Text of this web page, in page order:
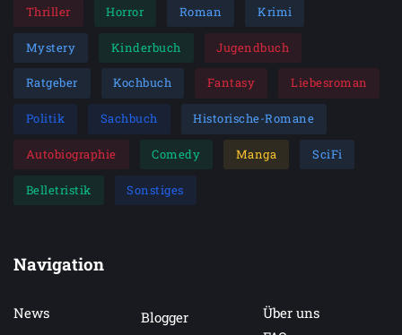
Thriller Horror Roman Krimi
Mystery Kinderbuch Jugendbuch
Ratgeber Kochbuch Fantasy Liebesroman
Politik Sachbuch Historische-Romane
Autobiographie Comedy Manga SciFi
Belletristik Sonstiges
Navigation
News
Blogger
Über uns